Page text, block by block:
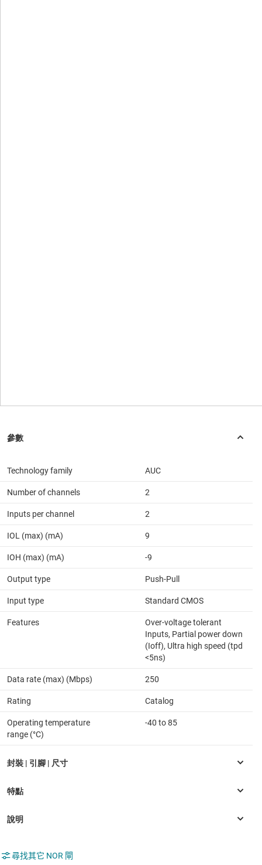
Technology family AUC
Number of channels 2
Inputs per channel 2
IOL (max) (mA) 9
IOH (max) (mA) -9
Output type Push-Pull
Input type Standard CMOS
Features
Over-voltage tolerant
Inputs, Partial power down
(Ioff), Ultra high speed (tpd
<5ns)
Data rate (max) (Mbps) 250
Rating Catalog
Operating temperature
range (°C)
-40 to 85
尋找其它 NOR 閘